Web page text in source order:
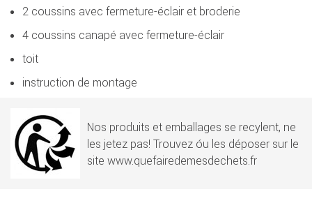
2 coussins avec fermeture-éclair et broderie
4 coussins canapé avec fermeture-éclair
toit
instruction de montage
Nos produits et emballages se recylent, ne
les jetez pas! Trouvez óu les déposer sur le
site www.quefairedemesdechets.fr